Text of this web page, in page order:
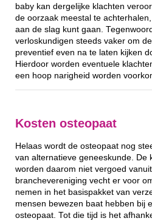
baby kan dergelijke klachten
de oorzaak meestal te
aan de slag kunt gaan.
verloskundigen steeds vaker om
preventief even na te laten kijken
Hierdoor worden eventuele
een hoop narigheid worden
Kosten osteopaat
Helaas wordt de osteopaat nog
van alternatieve geneeskunde. De
worden daarom niet vergoed
branchevereniging vecht er voor
nemen in het basispakket van
mensen bewezen baat hebben bij
osteopaat. Tot die tijd is het